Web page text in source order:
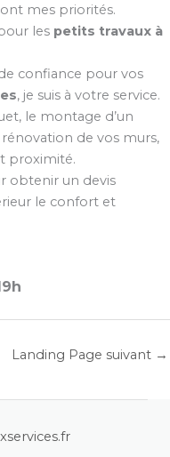
mes priorités.
les petits travaux à
confiance pour vos
, je suis à votre service.
le montage d’un
de vos murs,
proximité.
obtenir un devis
le confort et
Landing Page suivant →